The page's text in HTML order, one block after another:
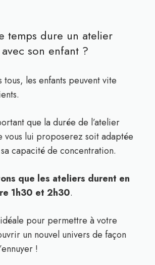
temps dure un atelier
son enfant ?
tous, les enfants peuvent vite
que la durée de l’atelier
vous lui proposerez soit adaptée
capacité de concentration.
que les ateliers durent en
1h30 et 2h30.
idéale pour permettre à votre
un nouvel univers de façon
!